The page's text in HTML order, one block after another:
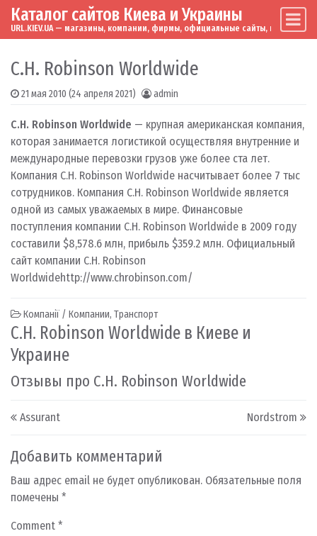
Skip to content
Main Navigation
Каталог сайтов Киева и Украины
URL.KIEV.UA — магазины, компании, фирмы, официальные сайты, мировые
C.H. Robinson Worldwide
21 мая 2010 (24 апреля 2021) admin
C.H. Robinson Worldwide — крупная американская компания,
которая занимается логистикой осуществляя внутренние и
международные перевозки грузов уже более ста лет.
Компания C.H. Robinson Worldwide насчитывает более 7 тыс
сотрудников. Компания C.H. Robinson Worldwide является
одной из самых уважаемых в мире. Финансовые
поступления компании C.H. Robinson Worldwide в 2009 году
составили $8,578.6 млн, прибыль $359.2 млн. Официальный
сайт компании C.H. Robinson
Worldwidehttp://www.chrobinson.com/
Компанії / Компании, Транспорт
C.H. Robinson Worldwide в Киеве и
Украине
Отзывы про C.H. Robinson Worldwide
Post navigation
Assurant Nordstrom
Добавить комментарий
Ваш адрес email не будет опубликован. Обязательные поля
помечены *
Comment *